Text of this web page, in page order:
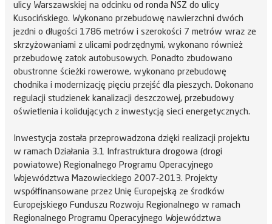
ulicy Warszawskiej na odcinku od ronda NSZ do ulicy
Kusocińskiego. Wykonano przebudowę nawierzchni dwóch
jezdni o długości 1786 metrów i szerokości 7 metrów wraz ze
skrzyżowaniami z ulicami podrzędnymi, wykonano również
przebudowę zatok autobusowych. Ponadto zbudowano
obustronne ścieżki rowerowe, wykonano przebudowę
chodnika i modernizację pięciu przejść dla pieszych. Dokonano
regulacji studzienek kanalizacji deszczowej, przebudowy
oświetlenia i kolidujących z inwestycją sieci energetycznych.
Inwestycja została przeprowadzona dzięki realizacji projektu
w ramach Działania 3.1 Infrastruktura drogowa (drogi
powiatowe) Regionalnego Programu Operacyjnego
Województwa Mazowieckiego 2007-2013. Projekty
współfinansowane przez Unię Europejską ze środków
Europejskiego Funduszu Rozwoju Regionalnego w ramach
Regionalnego Programu Operacyjnego Województwa